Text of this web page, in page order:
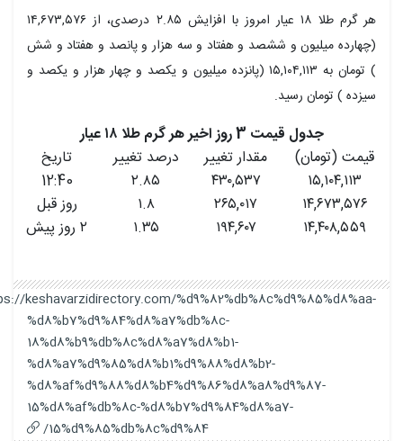
هر گرم طلا ۱۸ عیار امروز با افزایش ۲.۸۵ درصدی، از ۱۴,۶۷۳,۵۷۶
(چهارده میلیون و ششصد و هفتاد و سه هزار و پانصد و هفتاد و شش
) تومان به ۱۵,۱۰۴,۱۱۳ (پانزده میلیون و یکصد و چهار هزار و یکصد و
سیزده ) تومان رسید.
جدول قیمت 3 روز اخیر هر گرم طلا ۱۸ عیار
قیمت (تومان)
مقدار تغییر درصد تغییر
تاریخ
۱۵,۱۰۴,۱۱۳
۴۳۰,۵۳۷ ۲.۸۵
12:40
۱۴,۶۷۳,۵۷۶
۲۶۵,۰۱۷
روز قبل
۱۴,۴۰۸,۵۵۹
۱۹۴,۶۰۷ ۱.۳۵
https://keshavarzidirectory.com/%d9%82%db%8c%d9%85%d8%aa-
%d8%b7%d9%84%d8%a7%db%8c-
18%d8%b9%db%8c%d8%a7%d8%b1-
%d8%a7%d9%85%d8%b1%d9%88%d8%b2-
%d8%af%d9%88%d8%b4%d9%86%d8%a8%d9%87-
15%d8%af%db%8c-%d8%b7%d9%84%d8%a7-
15%d9%85%db%8c%d9%84/